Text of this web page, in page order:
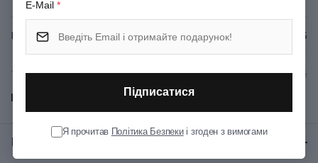
Вага (кг) 0.036
Тип випуску товару Серійний
Країна збірки Чехія
Показати всі
Відгуки: ★ 0 (0)
E-Mail *
Підписатися
Я прочитав Політика Безпекиі згоден з вимогами